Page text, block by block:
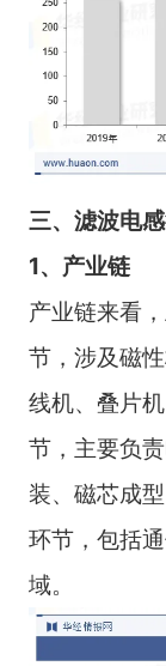
三、滤波电
1、产业链
产业链来看
节，涉及磁
线机、叠片
节，主要负
装、磁芯成
环节，包括
域。